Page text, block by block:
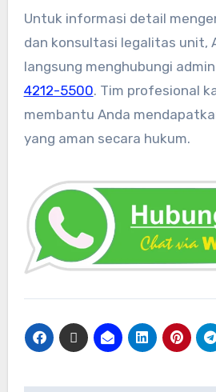
Untuk informasi detail
dan konsultasi legalitas unit,
langsung menghubungi
4212-5500. Tim profesional
membantu Anda
yang aman secara hukum.